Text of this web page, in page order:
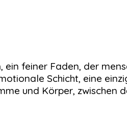
ein feiner Faden, der
Schicht, eine
und Körper,